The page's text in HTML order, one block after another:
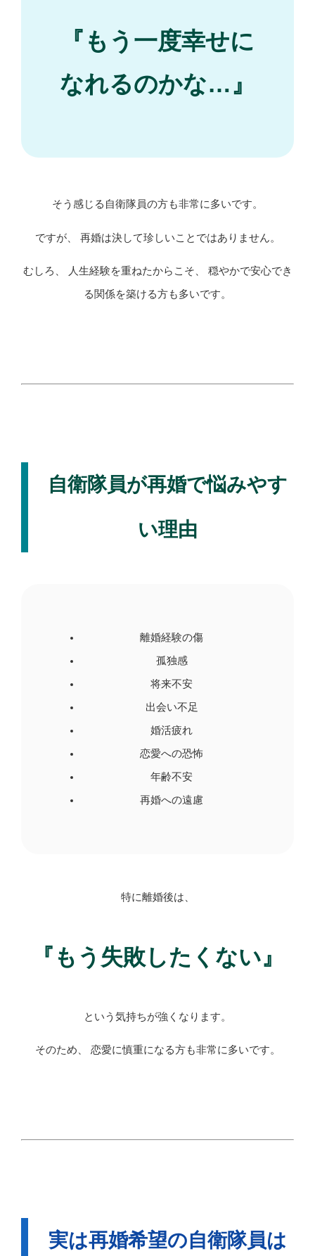
『もう一度幸せに
なれるのかな…』
そう感じる自衛隊員の方も非常に多いです。
ですが、 再婚は決して珍しいことではありません。
むしろ、 人生経験を重ねたからこそ、 穏やかで安心でき
る関係を築ける方も多いです。
自衛隊員が再婚で悩みやす
い理由
離婚経験の傷
孤独感
将来不安
出会い不足
婚活疲れ
恋愛への恐怖
年齢不安
再婚への遠慮
特に離婚後は、
『もう失敗したくない』
という気持ちが強くなります。
そのため、 恋愛に慎重になる方も非常に多いです。
実は再婚希望の自衛隊員は